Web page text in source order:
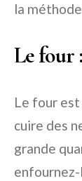
la
Le four
Le four
cuire des
grande